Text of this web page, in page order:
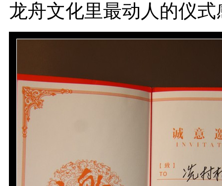
龙舟文化里最动人的仪式